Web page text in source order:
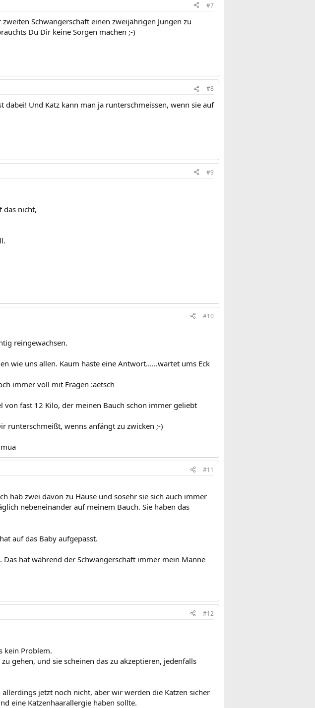
#7
Schwangerschaft einen zweijährigen Jungen zu
Du Dir keine Sorgen machen ;-)
#8
Und Katz kann man ja runterschmeissen, wenn sie auf
#9
das nicht,
#10
reingewachsen.
wie uns allen. Kaum haste eine Antwort......wartet ums Eck
immer voll mit Fragen :aetsch
fast 12 Kilo, der meinen Bauch schon immer geliebt
runterschmeißt, wenns anfängt zu zwicken ;-)
#11
hab zwei davon zu Hause und sosehr sie sich auch immer
nebeneinander auf meinem Bauch. Sie haben das
auf das Baby aufgepasst.
hat während der Schwangerschaft immer mein Männe
#12
kein Problem.
gehen, und sie scheinen das zu akzeptieren, jedenfalls
jetzt noch nicht, aber wir werden die Katzen sicher
eine Katzenhaarallergie haben sollte.